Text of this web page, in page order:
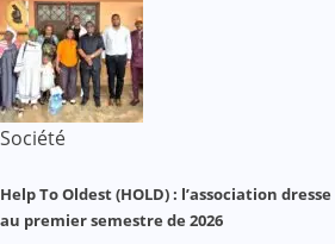
Société
Help To Oldest (HOLD) : l’association
au premier semestre de 2026